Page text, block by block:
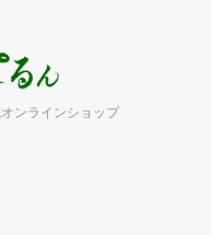
ンラインショップ